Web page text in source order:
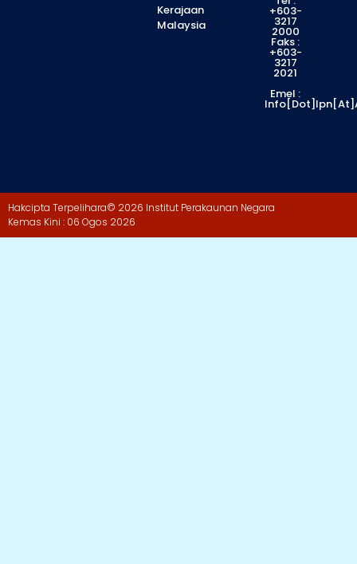
Kerajaan
Malaysia
+603-
3217
2000
Faks :
+603-
3217
2021
Emel :
Hakcipta Terpelihara© 2026 Institut Perakaunan Negara
Kemas Kini : 06 Ogos 2026